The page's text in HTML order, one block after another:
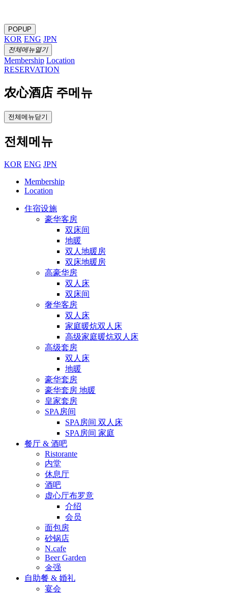
POPUP
KOR ENG JPN
전체메뉴열기
Membership Location
RESERVATION
农心酒店 주메뉴
전체메뉴닫기
전체메뉴
KOR ENG JPN
Membership
Location
住宿设施
豪华客房
双床间
地暖
双人地暖房
双床地暖房
高豪华房
双人床
双床间
奢华客房
双人床
家庭暖炕双人床
高级家庭暖炕双人床
高级套房
双人床
地暖
豪华套房
豪华套房 地暖
皇家套房
SPA房间
SPA房间 双人床
SPA房间 家庭
餐厅 & 酒吧
Ristorante
内堂
休息厅
酒吧
虚心厅布罗意
介绍
会员
面包房
砂锅店
N.cafe
Beer Garden
金强
自助餐 & 婚礼
宴会